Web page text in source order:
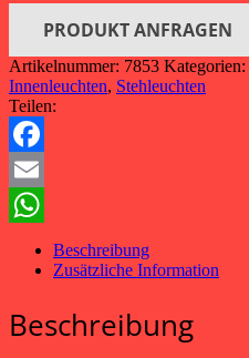
PRODUKT ANFRAGEN
Artikelnummer: 7853 Kategorien:
Innenleuchten, Stehleuchten
Teilen:
Facebook
Email
WhatsApp
Beschreibung
Zusätzliche Information
Beschreibung